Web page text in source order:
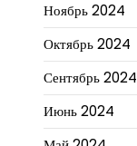
Ноябрь 2024
Октябрь 2024
Сентябрь 2024
Июнь 2024